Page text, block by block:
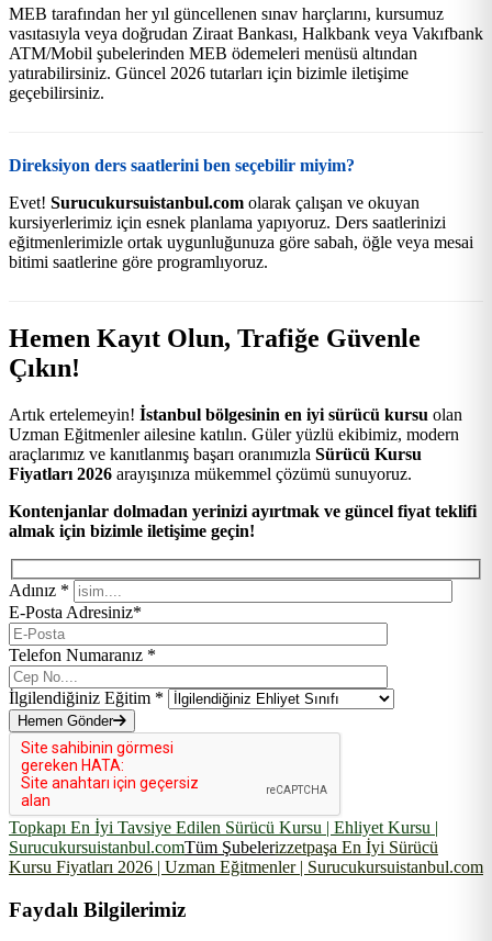
MEB tarafından her yıl güncellenen sınav harçlarını, kursumuz
vasıtasıyla veya doğrudan Ziraat Bankası, Halkbank veya Vakıfbank
ATM/Mobil şubelerinden MEB ödemeleri menüsü altından
yatırabilirsiniz. Güncel 2026 tutarları için bizimle iletişime
geçebilirsiniz.
Direksiyon ders saatlerini ben seçebilir miyim?
Evet! Surucukursuistanbul.com olarak çalışan ve okuyan
kursiyerlerimiz için esnek planlama yapıyoruz. Ders saatlerinizi
eğitmenlerimizle ortak uygunluğunuza göre sabah, öğle veya mesai
bitimi saatlerine göre programlıyoruz.
Hemen Kayıt Olun, Trafiğe Güvenle
Çıkın!
Artık ertelemeyin! İstanbul bölgesinin en iyi sürücü kursu olan
Uzman Eğitmenler ailesine katılın. Güler yüzlü ekibimiz, modern
araçlarımız ve kanıtlanmış başarı oranımızla Sürücü Kursu
Fiyatları 2026 arayışınıza mükemmel çözümü sunuyoruz.
Kontenjanlar dolmadan yerinizi ayırtmak ve güncel fiyat teklifi
almak için bizimle iletişime geçin!
Adınız *
E-Posta Adresiniz*
Telefon Numaranız *
İlgilendiğiniz Eğitim *
Hemen Gönder
Topkapı En İyi Tavsiye Edilen Sürücü Kursu | Ehliyet Kursu |
Surucukursuistanbul.comTüm Şubelerizzetpaşa En İyi Sürücü
Kursu Fiyatları 2026 | Uzman Eğitmenler | Surucukursuistanbul.com
Faydalı Bilgilerimiz